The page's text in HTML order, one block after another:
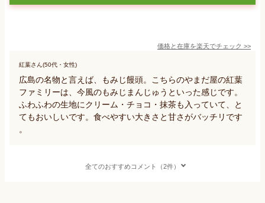
価格と在庫を楽天でチェック >>
紅葉さん(50代・女性)
広島の名物と言えば、もみじ饅頭。こちらのやまだ屋の紅葉
ファミリーは、今風のもみじまんじゅうといった感じです。
ふわふわの生地にクリーム・チョコ・抹茶も入っていて、と
てもおいしいです。食べやすい大きさと甘さがバッチリです
。
全てのおすすめコメント（2件）